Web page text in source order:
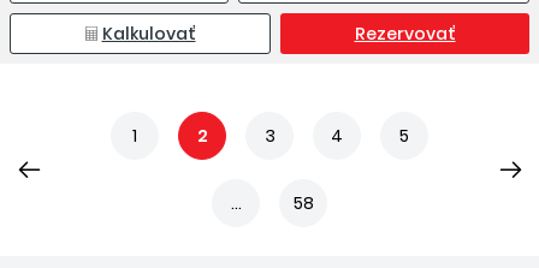
Kalkulovať Rezervovať
1 2 3 4 5
... 58